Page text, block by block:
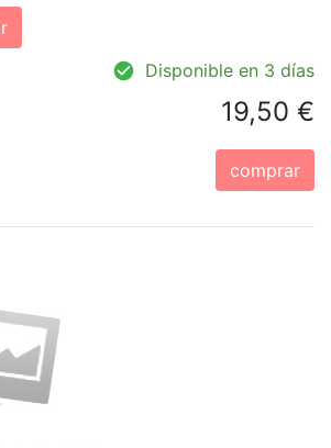
Disponible en 3 días
19,50 €
comprar